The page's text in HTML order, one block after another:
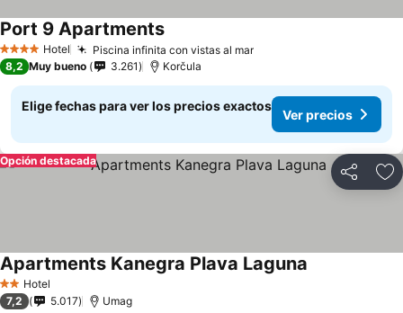
4 EstrellasHotel Piscina infinita con vistas al mar
Port 9 Apartments
8,2 Muy bueno 3.261 Korčula
Elige fechas para ver los precios exactos
Ver precios
Compartir
Opción destacada
2 Estrellas
Hotel
Apartments Kanegra Plava Laguna
7,2 5.017 Umag